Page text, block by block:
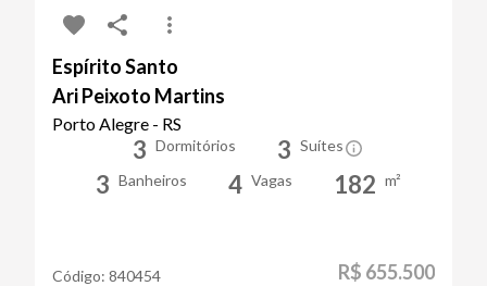
Espírito Santo
Ari Peixoto Martins
Porto Alegre - RS
3 Dormitórios 3 Suítes
3 Banheiros 4 Vagas 182 m²
Código: 840454 R$ 655.500